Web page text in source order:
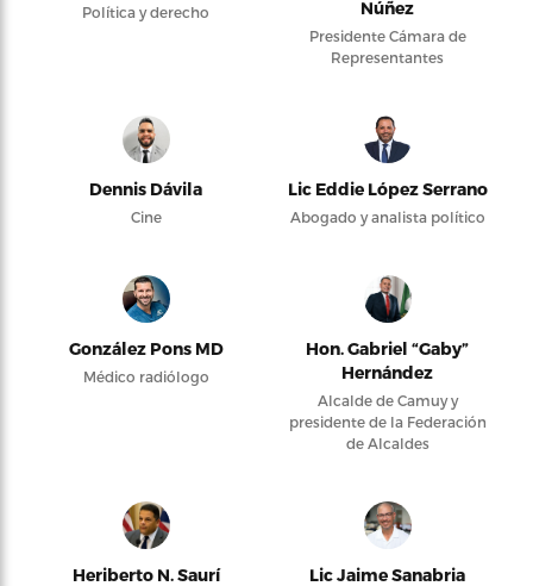
Política y derecho Núñez
Presidente Cámara de
Representantes
Dennis Dávila
Cine
Lic Eddie López Serrano
Abogado y analista político
González Pons MD
Médico radiólogo
Hon. Gabriel “Gaby”
Hernández
Alcalde de Camuy y
presidente de la Federación
de Alcaldes
Heriberto N. Saurí Lic Jaime Sanabria